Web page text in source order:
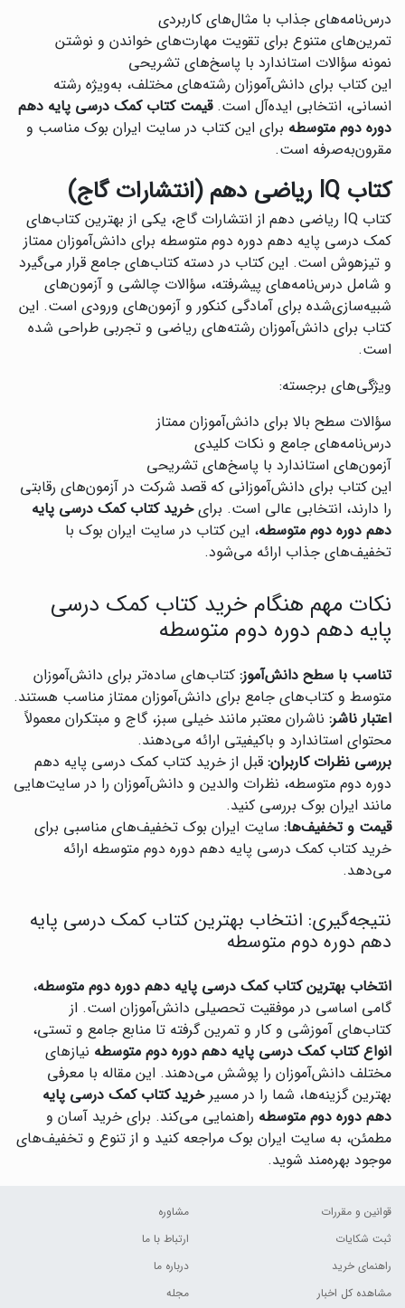
درس‌نامه‌های جذاب با مثال‌های کاربردی
تمرین‌های متنوع برای تقویت مهارت‌های خواندن و نوشتن
نمونه سؤالات استاندارد با پاسخ‌های تشریحی
این کتاب برای دانش‌آموزان رشته‌های مختلف، به‌ویژه رشته
انسانی، انتخابی ایده‌آل است.قیمت کتاب کمک درسی پایه دهم
دوره دوم متوسطه برای این کتاب در سایت ایران بوک مناسب و
مقرون‌به‌صرفه است.
کتاب IQ ریاضی دهم (انتشارات گاج)
کتاب IQ ریاضی دهم از انتشارات گاج، یکی از بهترین کتاب‌های
کمک درسی پایه دهم دوره دوم متوسطه برای دانش‌آموزان ممتاز
و تیزهوش است. این کتاب در دسته کتاب‌های جامع قرار می‌گیرد
و شامل درس‌نامه‌های پیشرفته، سؤالات چالشی و آزمون‌های
شبیه‌سازی‌شده برای آمادگی کنکور و آزمون‌های ورودی است. این
کتاب برای دانش‌آموزان رشته‌های ریاضی و تجربی طراحی شده
است.
ویژگی‌های برجسته:
سؤالات سطح بالا برای دانش‌آموزان ممتاز
درس‌نامه‌های جامع و نکات کلیدی
آزمون‌های استاندارد با پاسخ‌های تشریحی
این کتاب برای دانش‌آموزانی که قصد شرکت در آزمون‌های رقابتی
را دارند، انتخابی عالی است. برایخرید کتاب کمک درسی پایه
دهم دوره دوم متوسطه، این کتاب در سایت ایران بوک با
تخفیف‌های جذاب ارائه می‌شود.
نکات مهم هنگام خرید کتاب کمک درسی
پایه دهم دوره دوم متوسطه
تناسب با سطح دانش‌آموز: کتاب‌های ساده‌تر برای دانش‌آموزان
متوسط و کتاب‌های جامع برای دانش‌آموزان ممتاز مناسب هستند.
اعتبار ناشر: ناشران معتبر مانند خیلی سبز، گاج و مبتکران معمولاً
محتوای استاندارد و باکیفیتی ارائه می‌دهند.
بررسی نظرات کاربران: قبل از خرید کتاب کمک درسی پایه دهم
دوره دوم متوسطه، نظرات والدین و دانش‌آموزان را در سایت‌هایی
مانند ایران بوک بررسی کنید.
قیمت و تخفیف‌ها: سایت ایران بوک تخفیف‌های مناسبی برای
خرید کتاب کمک درسی پایه دهم دوره دوم متوسطه ارائه
می‌دهد.
نتیجه‌گیری: انتخاب بهترین کتاب کمک درسی پایه
دهم دوره دوم متوسطه
انتخاب بهترین کتاب کمک درسی پایه دهم دوره دوم متوسطه،
گامی اساسی در موفقیت تحصیلی دانش‌آموزان است. از
کتاب‌های آموزشی و کار و تمرین گرفته تا منابع جامع و تستی،
انواع کتاب کمک درسی پایه دهم دوره دوم متوسطه نیازهای
مختلف دانش‌آموزان را پوشش می‌دهند. این مقاله با معرفی
بهترین گزینه‌ها، شما را در مسیرخرید کتاب کمک درسی پایه
دهم دوره دوم متوسطه راهنمایی می‌کند. برای خرید آسان و
مطمئن، به سایت ایران بوک مراجعه کنید و از تنوع و تخفیف‌های
موجود بهره‌مند شوید.
قوانین و مقررات
ثبت شکایات
راهنمای خرید
مشاهده کل اخبار
مشاوره
ارتباط با ما
درباره ما
مجله